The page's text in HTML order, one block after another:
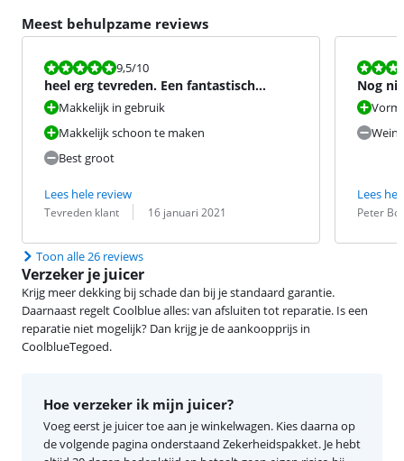
Meest behulpzame reviews
Beoordeling is 9,5 van de 10.
9,5/10
heel erg tevreden. Een fantastisch
apparaat!
Makkelijk in gebruik
Makkelijk schoon te maken
Best groot
Lees hele review
Beoordeling door:
Tevreden klant
Datum: 16 januari 2021
Nog
Lees
Peter Bot
Datum:
Toon alle 26 reviews
Verzeker je juicer
Krijg meer dekking bij schade dan bij je standaard garantie.
Daarnaast regelt Coolblue alles: van afsluiten tot reparatie. Is een
reparatie niet mogelijk? Dan krijg je de aankoopprijs in
CoolblueTegoed.
Hoe verzeker ik mijn juicer?
Voeg eerst je juicer toe aan je winkelwagen. Kies daarna op
de volgende pagina onderstaand Zekerheidspakket. Je hebt